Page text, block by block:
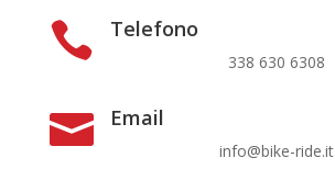
 Telefono
338 630 6308
 Email
info@bike-ride.it